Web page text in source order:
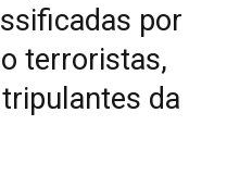
por
terroristas,
da